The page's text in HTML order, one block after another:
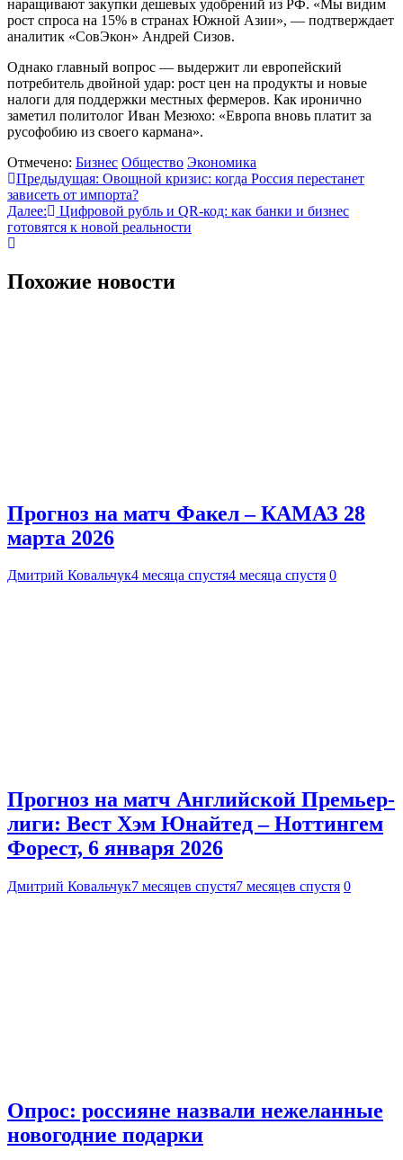
наращивают закупки дешевых удобрений из РФ. «Мы видим
рост спроса на 15% в странах Южной Азии», — подтверждает
аналитик «СовЭкон» Андрей Сизов.
Однако главный вопрос — выдержит ли европейский
потребитель двойной удар: рост цен на продукты и новые
налоги для поддержки местных фермеров. Как иронично
заметил политолог Иван Мезюхо: «Европа вновь платит за
русофобию из своего кармана».
Отмечено: Бизнес Общество Экономика
Навигация
по
записям
Предыдущая: Овощной кризис: когда Россия перестанет
зависеть от импорта?
Далее:
Цифровой рубль и QR-код: как банки и бизнес
готовятся к новой реальности
Похожие новости
Прогноз на матч Факел – КАМАЗ 28
марта 2026
Дмитрий Ковальчук4 месяца спустя4 месяца спустя 0
Прогноз на матч Английской Премьер-
лиги: Вест Хэм Юнайтед – Ноттингем
Форест, 6 января 2026
Дмитрий Ковальчук7 месяцев спустя7 месяцев спустя 0
Опрос: россияне назвали нежеланные
новогодние подарки